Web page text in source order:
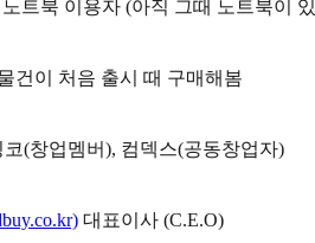
트북 이용자 (아직 그때 노트북이
건이 처음 출시 때 구매해봄
(창업멤버), 컴덱스(공동창업자)
대표이사 (C.E.O)